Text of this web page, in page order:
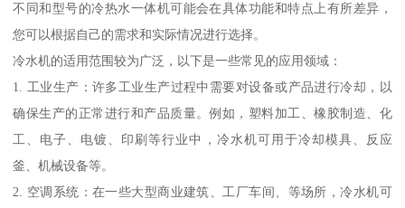
不同和型号的冷热水一体机可能会在具体功能和特点上有所差异，
您可以根据自己的需求和实际情况进行选择。
冷水机的适用范围较为广泛，以下是一些常见的应用领域：
1. 工业生产：许多工业生产过程中需要对设备或产品进行冷却，以
确保生产的正常进行和产品质量。例如，塑料加工、橡胶制造、化
工、电子、电镀、印刷等行业中，冷水机可用于冷却模具、反应
釜、机械设备等。
2. 空调系统：在一些大型商业建筑、工厂车间、等场所，冷水机可